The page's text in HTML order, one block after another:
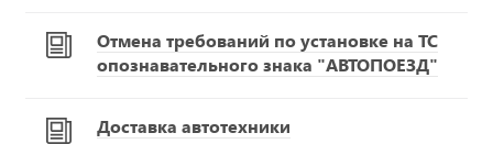
Отмена требований по установке на ТС
опознавательного знака "АВТОПОЕЗД"
Доставка автотехники